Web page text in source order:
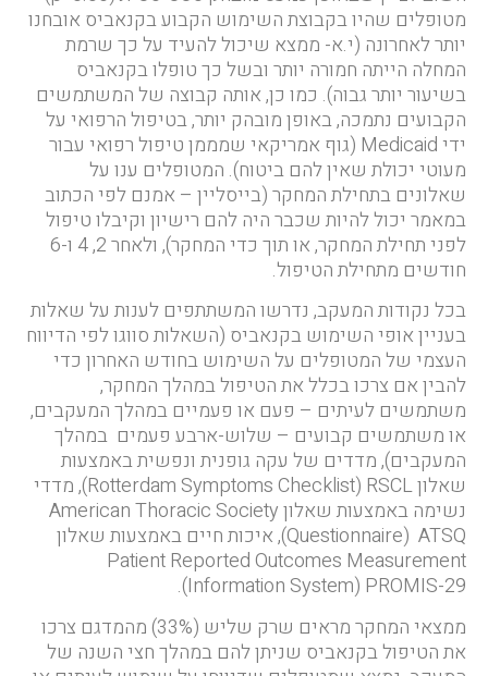
מטופלים שהיו בקבוצת השימוש הקבוע בקנאביס אובחנו
יותר לאחרונה (י.א- ממצא שיכול להעיד על כך שרמת
המחלה הייתה חמורה יותר ובשל כך טופלו בקנאביס
בשיעור יותר גבוה). כמו כן, אותה קבוצה של המשתמשים
הקבועים נתמכה, באופן מובהק יותר, בטיפול הרפואי על
ידי Medicaid (גוף אמריקאי שמממן טיפול רפואי עבור
מעוטי יכולת שאין להם ביטוח). המטופלים ענו על
שאלונים בתחילת המחקר (בייסליין – אמנם לפי הכתוב
במאמר יכול להיות שכבר היה להם רישיון וקיבלו טיפול
לפני תחילת המחקר, או תוך כדי המחקר), ולאחר 2, 4 ו-6
חודשים מתחילת הטיפול.
בכל נקודות המעקב, נדרשו המשתתפים לענות על שאלות
בעניין אופי השימוש בקנאביס (השאלות סווגו לפי הדיווח
העצמי של המטופלים על השימוש בחודש האחרון כדי
להבין אם צרכו בכלל את הטיפול במהלך המחקר,
משתמשים לעיתים – פעם או פעמיים במהלך המעקבים,
או משתמשים קבועים – שלוש-ארבע פעמים במהלך
המעקבים), מדדים של עקה גופנית ונפשית באמצעות
שאלון Rotterdam Symptoms Checklist) RSCL), מדדי
נשימה באמצעות שאלון American Thoracic Society
Questionnaire) ATSQ), איכות חיים באמצעות שאלון
Patient Reported Outcomes Measurement
Information System) PROMIS-29).
ממצאי המחקר מראים שרק שליש (33%) מהמדגם צרכו
את הטיפול בקנאביס שניתן להם במהלך חצי השנה של